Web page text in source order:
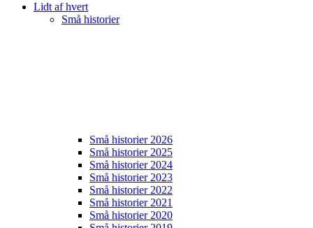
Lidt af hvert
Små historier
Små historier 2026
Små historier 2025
Små historier 2024
Små historier 2023
Små historier 2022
Små historier 2021
Små historier 2020